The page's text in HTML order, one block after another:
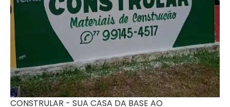
CONSTRULAR - SUA CASA DA BASE AO